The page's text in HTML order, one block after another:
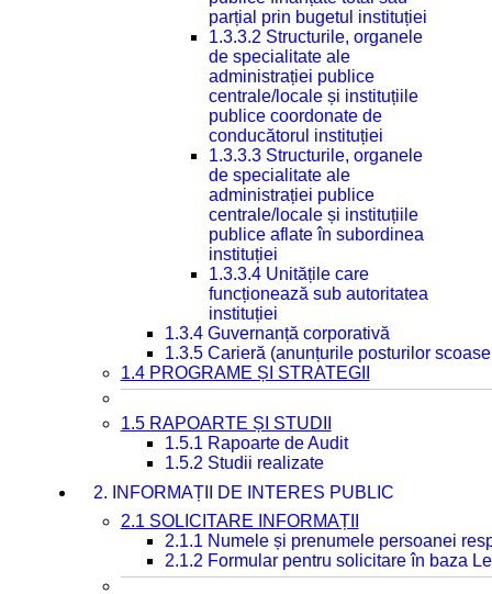
parțial prin bugetul instituției
1.3.3.2 Structurile, organele
de specialitate ale
administrației publice
centrale/locale și instituțiile
publice coordonate de
conducătorul instituției
1.3.3.3 Structurile, organele
de specialitate ale
administrației publice
centrale/locale și instituțiile
publice aflate în subordinea
instituției
1.3.3.4 Unitățile care
funcționează sub autoritatea
instituției
1.3.4 Guvernanță corporativă
1.3.5 Carieră (anunțurile posturilor
1.4 PROGRAME ȘI STRATEGII
1.5 RAPOARTE ȘI STUDII
1.5.1 Rapoarte de Audit
1.5.2 Studii realizate
2. INFORMAȚII DE INTERES PUBLIC
2.1 SOLICITARE INFORMAȚII
2.1.1 Numele și prenumele persoanei
2.1.2 Formular pentru solicitare în baza